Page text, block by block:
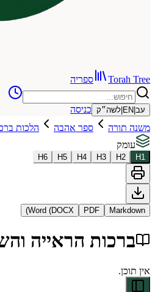
ספריה
כניסה
ספר אהבה הלכות ברכות
H3
H4
H5
H6
PDF
Word (DOCX)
הראייה והשבח